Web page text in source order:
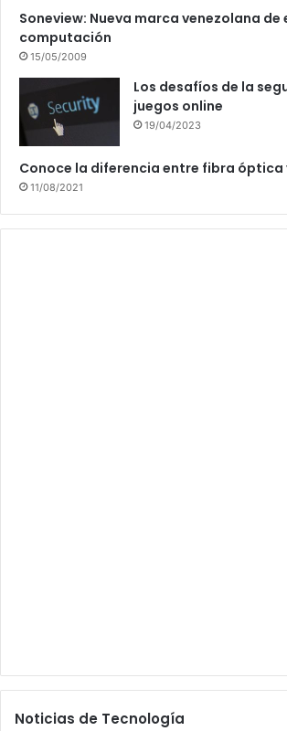
Soneview: Nueva marca venezolana de
computación
15/05/2009
Los desafíos de la
juegos online
19/04/2023
Conoce la diferencia entre fibra óptica
11/08/2021
Noticias de Tecnología